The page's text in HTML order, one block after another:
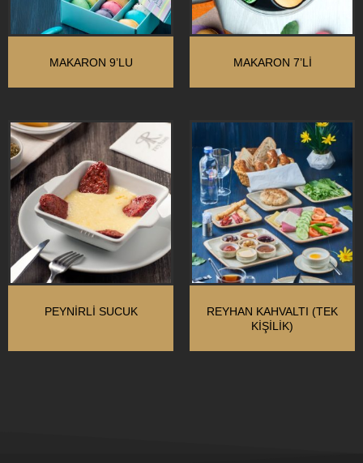
MAKARON 9’LU MAKARON 7’LI
PEYNIRLI SUCUK
REYHAN KAHVALTI (TEK
KIŞILIK)